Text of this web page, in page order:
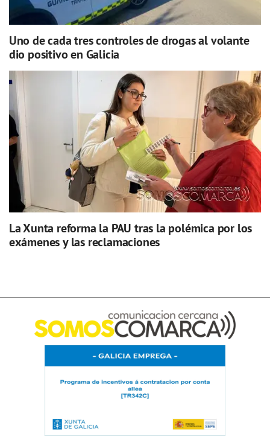
Uno de cada tres controles de drogas al volante
dio positivo en Galicia
La Xunta reforma la PAU tras la polémica por los
exámenes y las reclamaciones